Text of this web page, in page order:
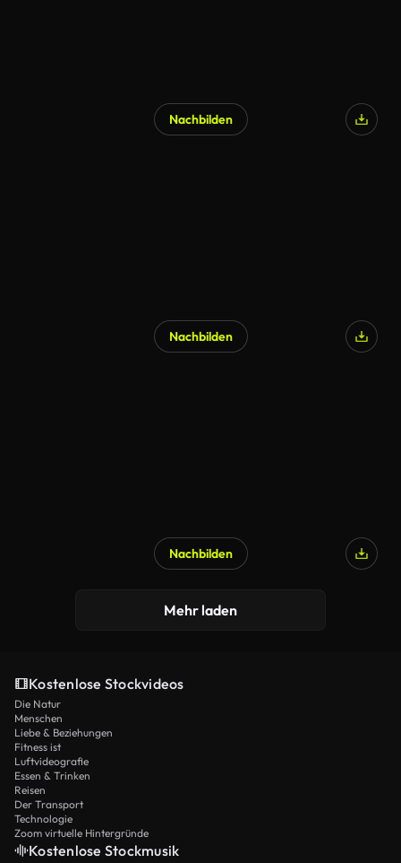
Nachbilden
Nachbilden
Nachbilden
Mehr laden
Kostenlose Stockvideos
Die Natur
Menschen
Liebe & Beziehungen
Fitness ist
Luftvideografie
Essen & Trinken
Reisen
Der Transport
Technologie
Zoom virtuelle Hintergründe
Kostenlose Stockmusik